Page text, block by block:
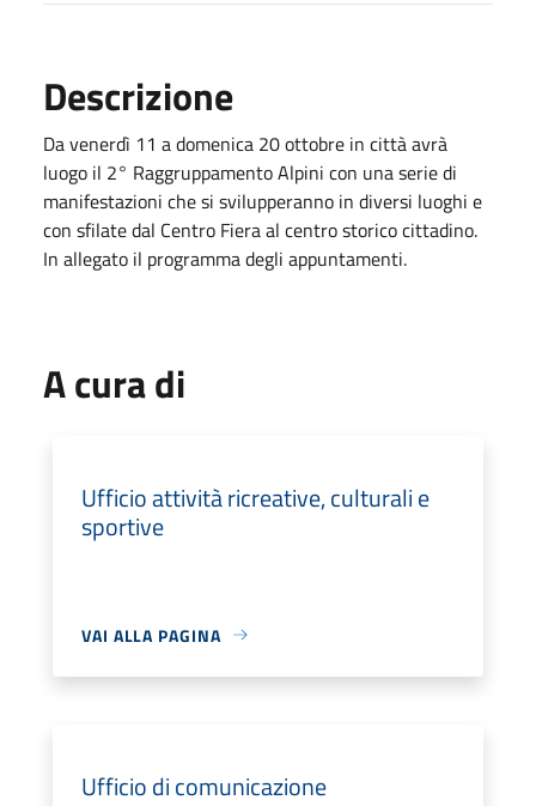
Descrizione
Da venerdì 11 a domenica 20 ottobre in città avrà
luogo il 2° Raggruppamento Alpini con una serie di
manifestazioni che si svilupperanno in diversi luoghi e
con sfilate dal Centro Fiera al centro storico cittadino.
In allegato il programma degli appuntamenti.
A cura di
Ufficio attività ricreative, culturali e
sportive
VAI ALLA PAGINA
Ufficio di comunicazione